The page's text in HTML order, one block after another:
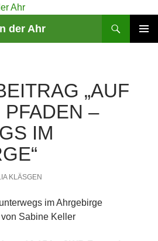
der Ahr
„AUF
–
IM
KLÄSGEN
im Ahrgebirge
Sabine Keller